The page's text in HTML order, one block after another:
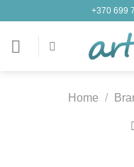
content
+370 699
Home /